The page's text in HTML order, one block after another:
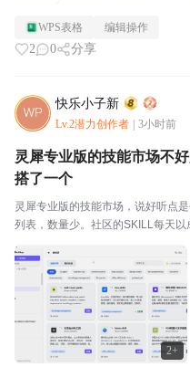
WPS表格 编辑操作
2 0 分享
快乐小子新
Lv.2潜力创作者 3小时前
2+
灵犀专业版的技能市场不
搭了一个
灵犀专业版的技能市场，说好听点
列表，数量少。社区的SKILL每天
保持那个样子。不好用，怎么办？